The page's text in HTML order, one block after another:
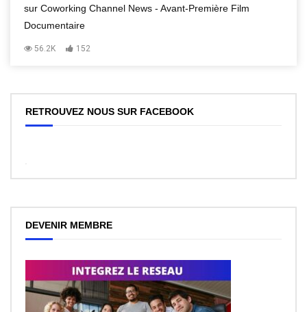
sur Coworking Channel News - Avant-Première Film
Documentaire
56.2K 152
RETROUVEZ NOUS SUR FACEBOOK
DEVENIR MEMBRE